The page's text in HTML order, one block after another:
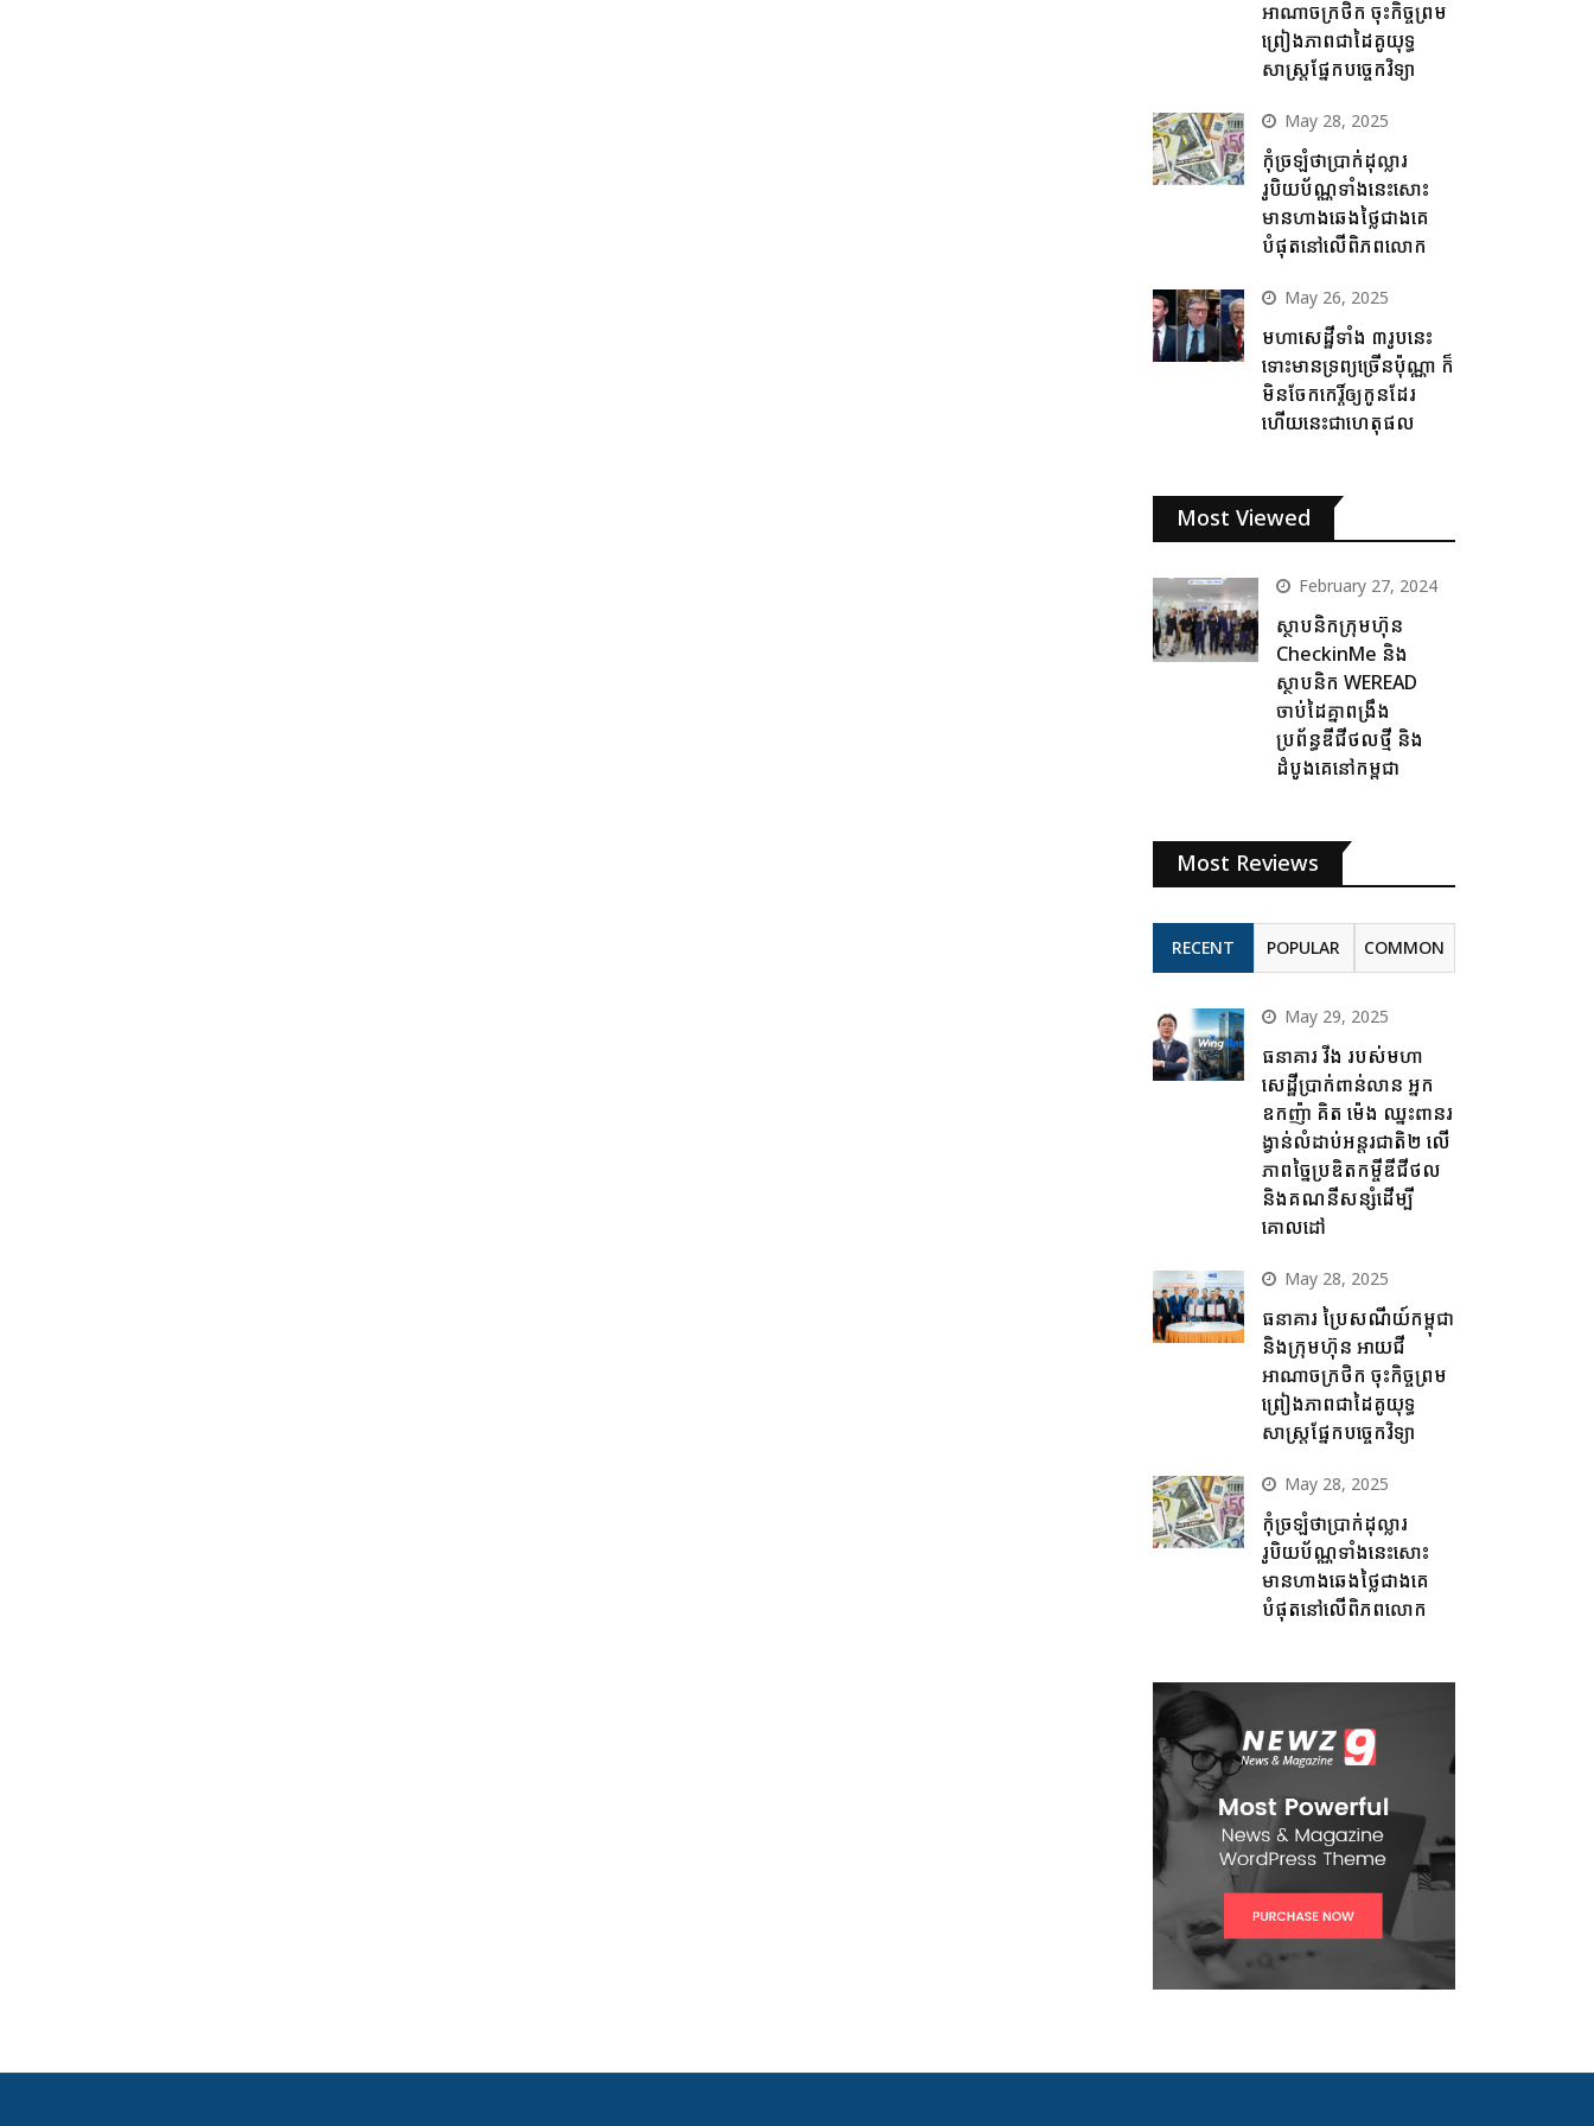
អាណាចក្រថិក ចុះកិច្ចព្រម
ព្រៀងភាពជាដៃគូយុទ្ធ
សាស្ត្រផ្នែកបច្ចេកវិទ្យា
May 28, 2025
កុំច្រឡំថាប្រាក់ដុល្លារ
រូបិយប័ណ្ណទាំងនេះសោះ
មានហាងឆេងថ្លៃជាងគេ
បំផុតនៅលើពិភពលោក
May 26, 2025
មហាសេដ្ឋីទាំង ៣រូបនេះ
ទោះមានទ្រព្យច្រើនប៉ុណ្ណា ក៏
មិនចែកកេរ្តិ៍ឲ្យកូនដែរ
ហើយនេះជាហេតុផល
Most Viewed
February 27, 2024
ស្ថាបនិកក្រុមហ៊ុន
CheckinMe និង
ស្ថាបនិក WEREAD
ចាប់ដៃគ្នាពង្រឹង
ប្រព័ន្ធឌីជីថលថ្មី និង
ដំបូងគេនៅកម្ពុជា
Most Reviews
RECENT POPULAR COMMON
May 29, 2025
ធនាគារ វីង របស់មហា
សេដ្ឋីប្រាក់ពាន់លាន អ្នក
ឧកញ៉ា គិត ម៉េង ឈ្នះពានរ
ង្វាន់លំដាប់អន្តរជាតិ២ លើ
ភាពច្នៃប្រឌិតកម្ចីឌីជីថល
និងគណនីសន្សំដើម្បី
គោលដៅ
May 28, 2025
ធនាគារ ប្រៃសណីយ៍កម្ពុជា
និងក្រុមហ៊ុន អាយជី
អាណាចក្រថិក ចុះកិច្ចព្រម
ព្រៀងភាពជាដៃគូយុទ្ធ
សាស្ត្រផ្នែកបច្ចេកវិទ្យា
May 28, 2025
កុំច្រឡំថាប្រាក់ដុល្លារ
រូបិយប័ណ្ណទាំងនេះសោះ
មានហាងឆេងថ្លៃជាងគេ
បំផុតនៅលើពិភពលោក